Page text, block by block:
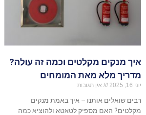
איך מנקים מקלטים וכמה זה עולה?
מדריך מלא מאת המומחים
יוני 16, 2025 אין תגובות
רבים שואלים אותנו – איך באמת מנקים
מקלטים? האם מספיק לטאטא ולהוציא כמה